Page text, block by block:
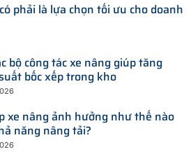
phải là lựa chọn tối ưu cho doanh
bộ công tác xe nâng giúp tăng
bốc xếp trong kho
xe nâng ảnh hưởng như thế nào
năng nâng tải?